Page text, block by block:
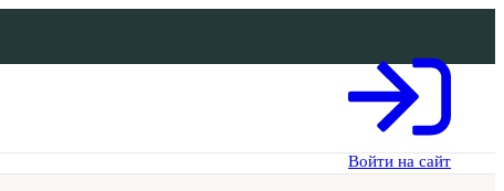
Войти на сайт